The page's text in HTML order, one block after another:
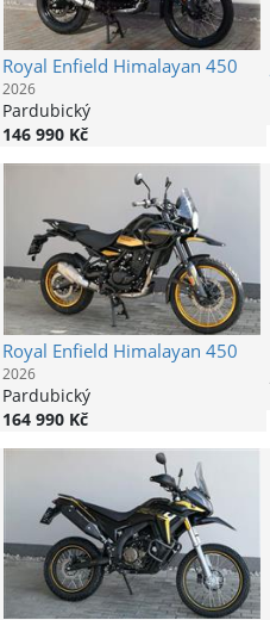
Royal Enfield Himalayan 450
2026
Pardubický
146 990 Kč
Royal Enfield Himalayan 450
2026
Pardubický
164 990 Kč